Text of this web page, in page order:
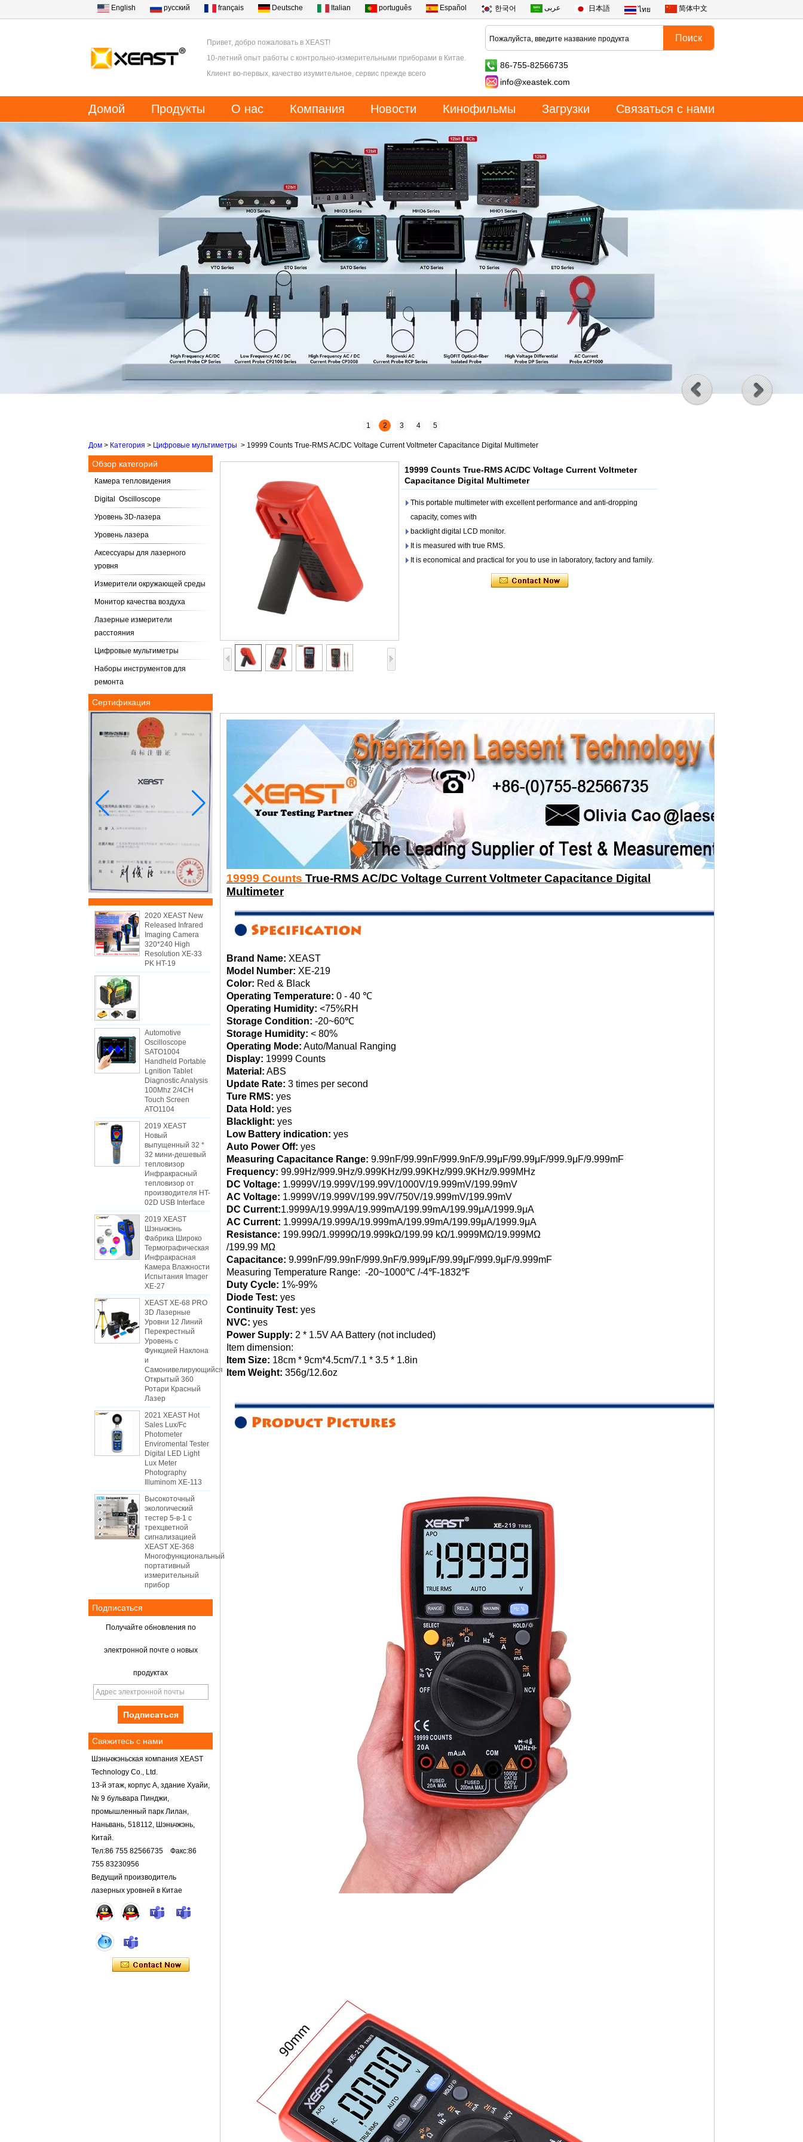
English русский français Deutsche Italian português Español 한국어 عربى 日本語 ไทย 简体中文
Привет, добро пожаловать в XEAST!
10-летний опыт работы с контрольно-измерительными приборами в Китае.
Клиент во-первых, качество изумительное, сервис прежде всего
86-755-82566735
info@xeastek.com
Домой Продукты О нас Компания Новости Кинофильмы Загрузки Связаться с нами
1 2 3 4 5
Дом > Категория > Цифровые мультиметры > 19999 Counts True-RMS AC/DC Voltage Current Voltmeter Capacitance Digital Multimeter
Обзор категорий
Камера тепловидения
Digital Oscilloscope
Уровень 3D-лазера
Уровень лазера
Аксессуары для лазерного
уровня
Измерители окружающей среды
Монитор качества воздуха
Лазерные измерители
расстояния
Цифровые мультиметры
Наборы инструментов для
ремонта
Сертификация
2020 XEAST New
Released Infrared
Imaging Camera
320*240 High
Resolution XE-33
PK HT-19
Automotive
Oscilloscope
SATO1004
Handheld Portable
Lgnition Tablet
Diagnostic Analysis
100Mhz 2/4CH
Touch Screen
ATO1104
2019 XEAST
Новый
выпущенный 32 *
32 мини-дешевый
тепловизор
Инфракрасный
тепловизор от
производителя HT-
02D USB Interface
2019 XEAST
Шэньчжэнь
Фабрика Широко
Термографическая
Инфракрасная
Камера Влажности
Испытания Imager
XE-27
XEAST XE-68 PRO
3D Лазерные
Уровни 12 Линий
Перекрестный
Уровень с
Функцией Наклона
и
Самонивелирующийся
Открытый 360
Ротари Красный
Лазер
2021 XEAST Hot
Sales Lux/Fc
Photometer
Enviromental Tester
Digital LED Light
Lux Meter
Photography
Illuminom XE-113
Высокоточный
экологический
тестер 5-в-1 с
трехцветной
сигнализацией
XEAST XE-368
Многофункциональный
портативный
измерительный
прибор
Подписаться
Получайте обновления по
электронной почте о новых
продуктах
Свяжитесь с нами
Шэньчжэньская компания XEAST
Technology Co., Ltd.
13-й этаж, корпус А, здание Хуайи,
№ 9 бульвара Пинджи,
промышленный парк Лилан,
Наньвань, 518112, Шэньчжэнь,
Китай.
Тел:86 755 82566735 Факс:86
755 83230956
Ведущий производитель
лазерных уровней в Китае
19999 Counts True-RMS AC/DC Voltage Current Voltmeter
Capacitance Digital Multimeter
This portable multimeter with excellent performance and anti-dropping
capacity, comes with
backlight digital LCD monitor.
It is measured with true RMS.
It is economical and practical for you to use in laboratory, factory and family.
19999 Counts True-RMS AC/DC Voltage Current Voltmeter Capacitance Digital
Multimeter
Brand Name: XEAST
Model Number: XE-219
Color: Red & Black
Operating Temperature: 0 - 40 ℃
Operating Humidity: <75%RH
Storage Condition: -20~60℃
Storage Humidity: < 80%
Operating Mode: Auto/Manual Ranging
Display: 19999 Counts
Material: ABS
Update Rate: 3 times per second
Ture RMS: yes
Data Hold: yes
Blacklight: yes
Low Battery indication: yes
Auto Power Off: yes
Measuring Capacitance Range: 9.99nF/99.99nF/999.9nF/9.99μF/99.99μF/999.9μF/9.999mF
Frequency: 99.99Hz/999.9Hz/9.999KHz/99.99KHz/999.9KHz/9.999MHz
DC Voltage: 1.9999V/19.999V/199.99V/1000V/19.999mV/199.99mV
AC Voltage: 1.9999V/19.999V/199.99V/750V/19.999mV/199.99mV
DC Current:1.9999A/19.999A/19.999mA/199.99mA/199.99μA/1999.9μA
AC Current: 1.9999A/19.999A/19.999mA/199.99mA/199.99μA/1999.9μA
Resistance: 199.99Ω/1.9999Ω/19.999kΩ/199.99 kΩ/1.9999MΩ/19.999MΩ
/199.99 MΩ
Capacitance: 9.999nF/99.99nF/999.9nF/9.999μF/99.99μF/999.9μF/9.999mF
Measuring Temperature Range: -20~1000℃ /-4℉-1832℉
Duty Cycle: 1%-99%
Diode Test: yes
Continuity Test: yes
NVC: yes
Power Supply: 2 * 1.5V AA Battery (not included)
Item dimension:
Item Size: 18cm * 9cm*4.5cm/7.1 * 3.5 * 1.8in
Item Weight: 356g/12.6oz